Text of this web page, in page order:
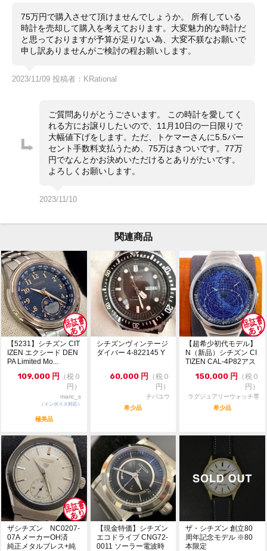
態です。
コメント
8月下旬発売の、The CITIZEN cal0200の最新作 「意
志」で、世界限定200本（国内向けはうち80本）
まず店頭で出会うことはない超希少モデルです。高性能
の、人気モデルです。高級感あふれる黒桟革のベルトと
75万円で購入させて頂けませんでしょうか。 所有している
時計を売却して購入を考えております。大変魅力的な時計だ
と思っておりますが予算が足りない為、大変不躾なお願いで
申し訳ありませんがご検討の程お願いします。
2023/11/09 投稿者：KRational
ご質問ありがとうごさいます。 この時計を愛してく
れる方にお譲りしたいので、11月10日の一日限りで
大幅値下げをします。ただ、トケマーさんに5.5パー
セント手数料支払うため、75万はきついです。77万
円でなんとかお決めいただけるとありがたいです。
よろしくお願いします。
2023/11/10
関連商品
【5231】シチズン CIT
IZEN エクシード DEN
PA Limited Mo...
109,000 円
（税０
円）
maric_s
（インボイス対応）
極美品
シチズンヴィンテージ
ダイバー 4-822145 Y
60,000 円
（税０
円）
チバユウ
希少品
【超希少初代モデル】
N（新品）シチズン CI
TIZEN CAL-4P82アス
150,000 円
（税０
円）
ラグジュアリーウォッチ専
門店：R/M
希少品
ザシチズン NC0207-
07A メーカーOH済
純正メタルブレス+純
【現金特価】シチズン
エコドライブ CNG72-
0011 ソーラー電波時
ザ・シチズン 創立80
周年記念モデル ※80
本限定